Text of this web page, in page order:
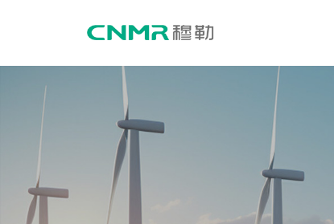
关于穆勒